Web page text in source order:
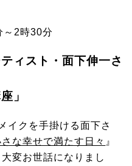
～2時30分
ィスト・面下伸一さ
」
イクを手掛ける面下さ
さな幸せで満たす日々 』
変お世話になりまし